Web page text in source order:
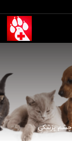
چشم پزشکی